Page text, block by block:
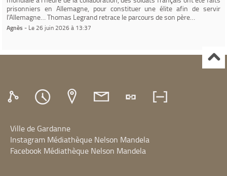
prisonniers en Allemagne, pour constituer une élite afin de servir
l'Allemagne… Thomas Legrand retrace le parcours de son père…
Agnès - Le 26 juin 2026 à 13:37
Ville de Gardanne
Instagram Médiathèque Nelson Mandela
Facebook Médiathèque Nelson Mandela